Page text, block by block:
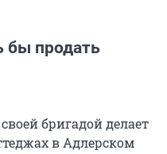
бы продать
бригадой делает
в Адлерском